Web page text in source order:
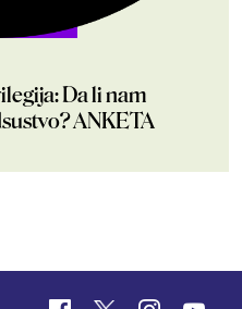
Da li nam
ANKETA